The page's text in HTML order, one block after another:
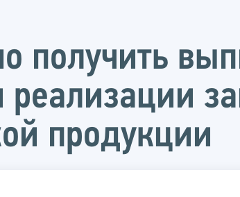
получить
реализации
продукции